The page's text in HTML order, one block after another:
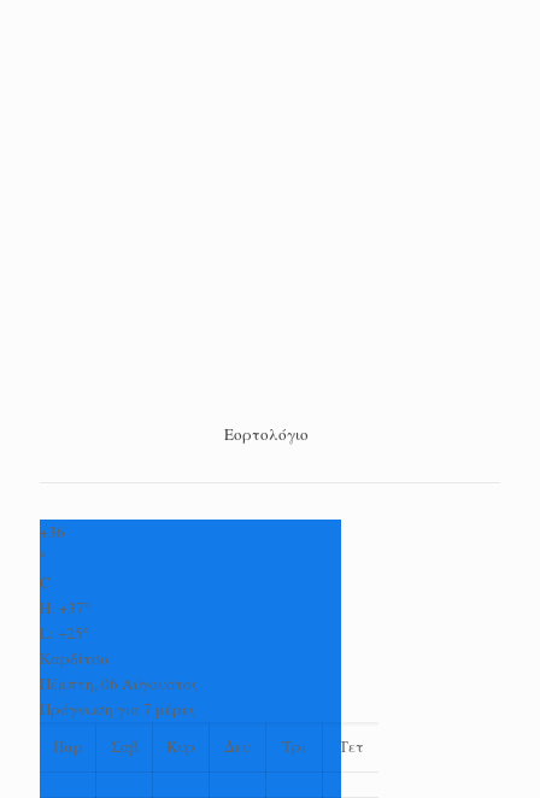
Εορτολόγιο
+36
°
C
H: +37°
L: +25°
Καρδίτσα
Πέμπτη, 06 Αύγουστος
Πρόγνωση για 7 μέρες
Παρ
Σαβ Κυρ Δευ Τρι Τετ